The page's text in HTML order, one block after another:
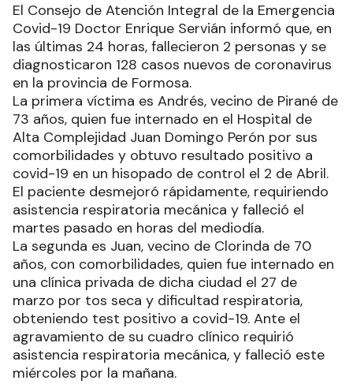
El Consejo de Atención Integral de la Emergencia
Covid-19 Doctor Enrique Servián informó que, en
las últimas 24 horas, fallecieron 2 personas y se
diagnosticaron 128 casos nuevos de coronavirus
en la provincia de Formosa.
La primera víctima es Andrés, vecino de Pirané de
73 años, quien fue internado en el Hospital de
Alta Complejidad Juan Domingo Perón por sus
comorbilidades y obtuvo resultado positivo a
covid-19 en un hisopado de control el 2 de Abril.
El paciente desmejoró rápidamente, requiriendo
asistencia respiratoria mecánica y falleció el
martes pasado en horas del mediodía.
La segunda es Juan, vecino de Clorinda de 70
años, con comorbilidades, quien fue internado en
una clínica privada de dicha ciudad el 27 de
marzo por tos seca y dificultad respiratoria,
obteniendo test positivo a covid-19. Ante el
agravamiento de su cuadro clínico requirió
asistencia respiratoria mecánica, y falleció este
miércoles por la mañana.